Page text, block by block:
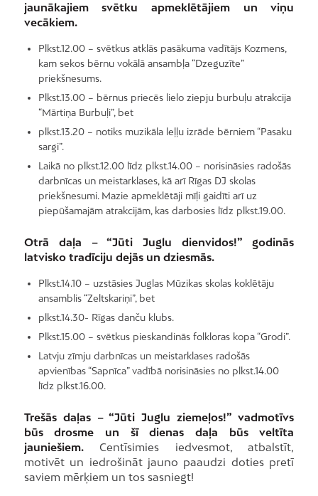
jaunākajiem svētku apmeklētājiem un viņu
vecākiem.
Plkst.12.00 – svētkus atklās pasākuma vadītājs Kozmens,
kam sekos bērnu vokālā ansambļa “Dzeguzīte”
priekšnesums.
Plkst.13.00 – bērnus priecēs lielo ziepju burbuļu atrakcija
“Mārtiņa Burbuļi”, bet
plkst.13.20 – notiks muzikāla leļļu izrāde bērniem “Pasaku
sargi”.
Laikā no plkst.12.00 līdz plkst.14.00 – norisināsies radošās
darbnīcas un meistarklases, kā arī Rīgas DJ skolas
priekšnesumi. Mazie apmeklētāji mīļi gaidīti arī uz
piepūšamajām atrakcijām, kas darbosies līdz plkst.19.00.
Otrā daļa – “Jūti Juglu dienvidos!” godinās
latvisko tradīciju dejās un dziesmās.
Plkst.14.10 – uzstāsies Juglas Mūzikas skolas koklētāju
ansamblis “Zeltskariņi”, bet
plkst.14.30- Rīgas danču klubs.
Plkst.15.00 – svētkus pieskandinās folkloras kopa “Grodi”.
Latvju zīmju darbnīcas un meistarklases radošās
apvienības “Sapnīca” vadībā norisināsies no plkst.14.00
līdz plkst.16.00.
Trešās daļas – “Jūti Juglu ziemeļos!” vadmotīvs
būs drosme un šī dienas daļa būs veltīta
jauniešiem.Centīsimies iedvesmot, atbalstīt,
motivēt un iedrošināt jauno paaudzi doties pretī
saviem mērķiem un tos sasniegt!